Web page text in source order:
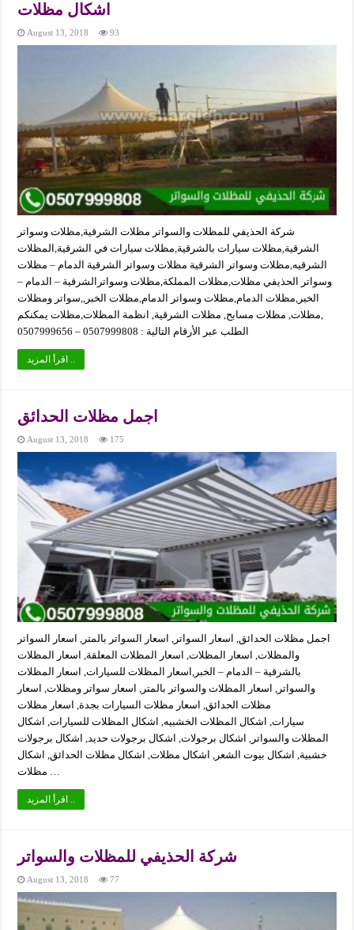
اشكال مظلات
August 13, 2018 93
شركة الحذيفي للمظلات والسواتر مظلات الشرقية,مظلات وسواتر
الشرقية,مظلات سيارات بالشرقية,مظلات سيارات في الشرقية,المظلات
الشرقيه,مظلات وسواتر الشرقية مظلات وسواتر الشرقية الدمام – مظلات
وسواتر الحذيفي مظلات,مظلات المملكة,مظلات وسواترالشرقية – الدمام –
الخبر,مظلات الدمام,مظلات وسواتر الدمام,مظلات الخبر,,سواتر ومظلات
,مظلات, مظلات مسابح, مظلات الشرقية, انظمة المظلات,مظلات يمكنكم
الطلب عبر الأرقام التالية : 0507999808 – 0507999656
اجمل مظلات الحدائق
August 13, 2018 175
اجمل مظلات الحدائق, اسعار السواتر, اسعار السواتر بالمتر, اسعار السواتر
والمظلات, اسعار المظلات, اسعار المظلات المعلقة, اسعار المظلات
بالشرقية – الدمام – الخبر,اسعار المظلات للسيارات, اسعار المظلات
والسواتر, اسعار المظلات والسواتر بالمتر, اسعار سواتر ومظلات, اسعار
مظلات الحدائق, اسعار مظلات السيارات بجدة, اسعار مظلات
سيارات, اشكال المظلات الخشبيه, اشكال المظلات للسيارات, اشكال
المظلات والسواتر, اشكال برجولات, اشكال برجولات حديد, اشكال برجولات
خشبية, اشكال بيوت الشعر, اشكال مظلات, اشكال مظلات الحدائق, اشكال
شركة الحذيفي للمظلات والسواتر
August 13, 2018 77